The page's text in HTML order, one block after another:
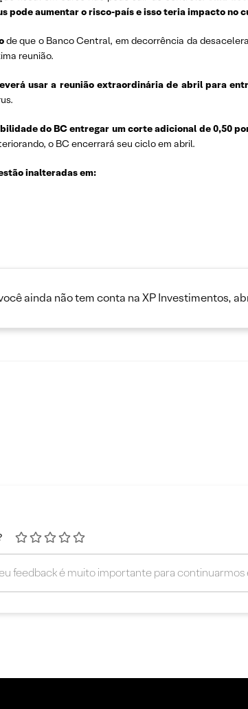
pode aumentar o risco-país e isso teria impacto no
de que o Banco Central, em decorrência da
reunião.
usar a reunião extraordinária de abril para
do BC entregar um corte adicional de 0,50
o BC encerrará seu ciclo em abril.
inalteradas em:
ainda não tem conta na XP Investimentos,